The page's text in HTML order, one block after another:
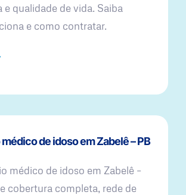
e qualidade de vida. Saiba
e como contratar.
de idoso em Zabelê – PB
médico de idoso em Zabelê –
cobertura completa, rede de